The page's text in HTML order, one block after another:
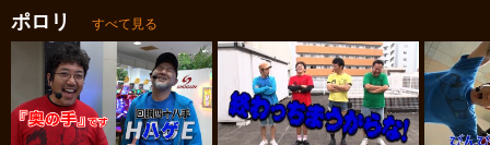
ポロリ すべて見る